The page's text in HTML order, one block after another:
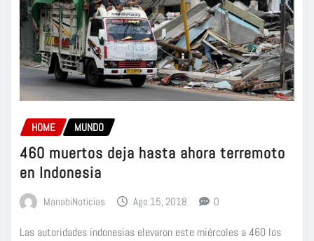
HOME MUNDO
460 muertos deja hasta ahora terremoto
en Indonesia
ManabiNoticias Ago 15, 2018 0
Las autoridades indonesias elevaron este miércoles a 460 los